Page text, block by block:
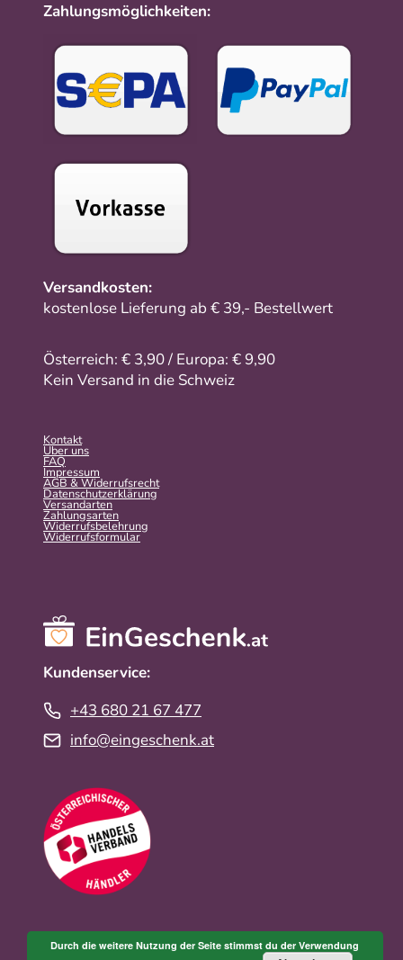
Zahlungsmöglichkeiten:
Versandkosten:
kostenlose Lieferung ab € 39,- Bestellwert
Österreich: € 3,90 / Europa: € 9,90
Kein Versand in die Schweiz
Kontakt
Über uns
FAQ
Impressum
AGB & Widerrufsrecht
Datenschutzerklärung
Versandarten
Zahlungsarten
Widerrufsbelehrung
Widerrufs­formular
Kundenservice:
+43 680 21 67 477
info@eingeschenk.at
Durch die weitere Nutzung der Seite stimmst du der Verwendung